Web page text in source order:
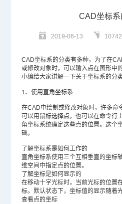
CAD坐标系
2019-06-13 10742
CAD坐标系的分类有多种，为了在
或修改对象时，可以输入点在图形中
小编给大家讲解一下关于坐标系的分类
1、使用直角坐标系
在CAD中绘制或修改对象时，许多命
可以用鼠标选择点，也可以在命令行
角坐标系统确定这些点的位置。这个
础。
了解坐标系是如何工作的
直角坐标系使用三个互相垂直的坐标
维空间中指定点的位置。
了解坐标是如何显示的
在移动十字光标时，当前光标的位置
标。默认状态下，坐标值的显示随着
查看点的坐标